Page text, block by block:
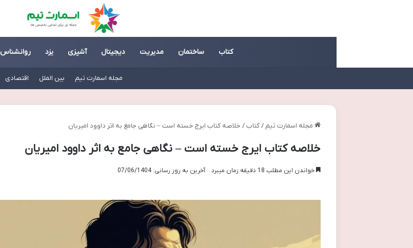
کتاب ساختمان مدیریت دیجیتال آشپزی یزد روانشناس
مجله اسمارت تیم بین الملل اقتصادی
مجله اسمارت تیم / کتاب / خلاصه کتاب ایرج خسته است – نگاهی جامع به اثر داوود امیریان
خلاصه کتاب ایرج خسته است – نگاهی جامع به اثر داوود امیریان
آخرین به روز رسانی: 07/06/1404 خواندن این مطلب 18 دقیقه زمان میبرد